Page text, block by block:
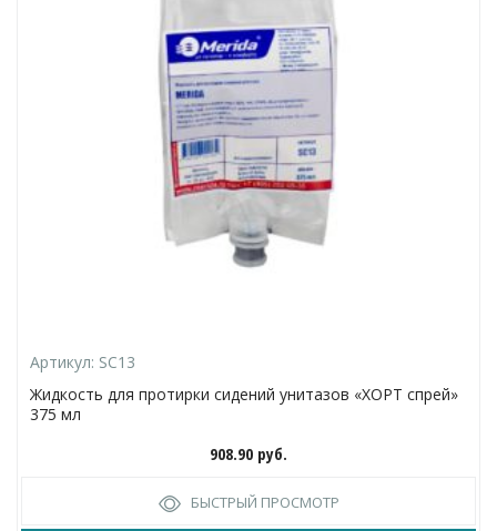
Артикул: SC13
Жидкость для протирки сидений унитазов «ХОРТ спрей»
375 мл
908.90 руб.
БЫСТРЫЙ ПРОСМОТР